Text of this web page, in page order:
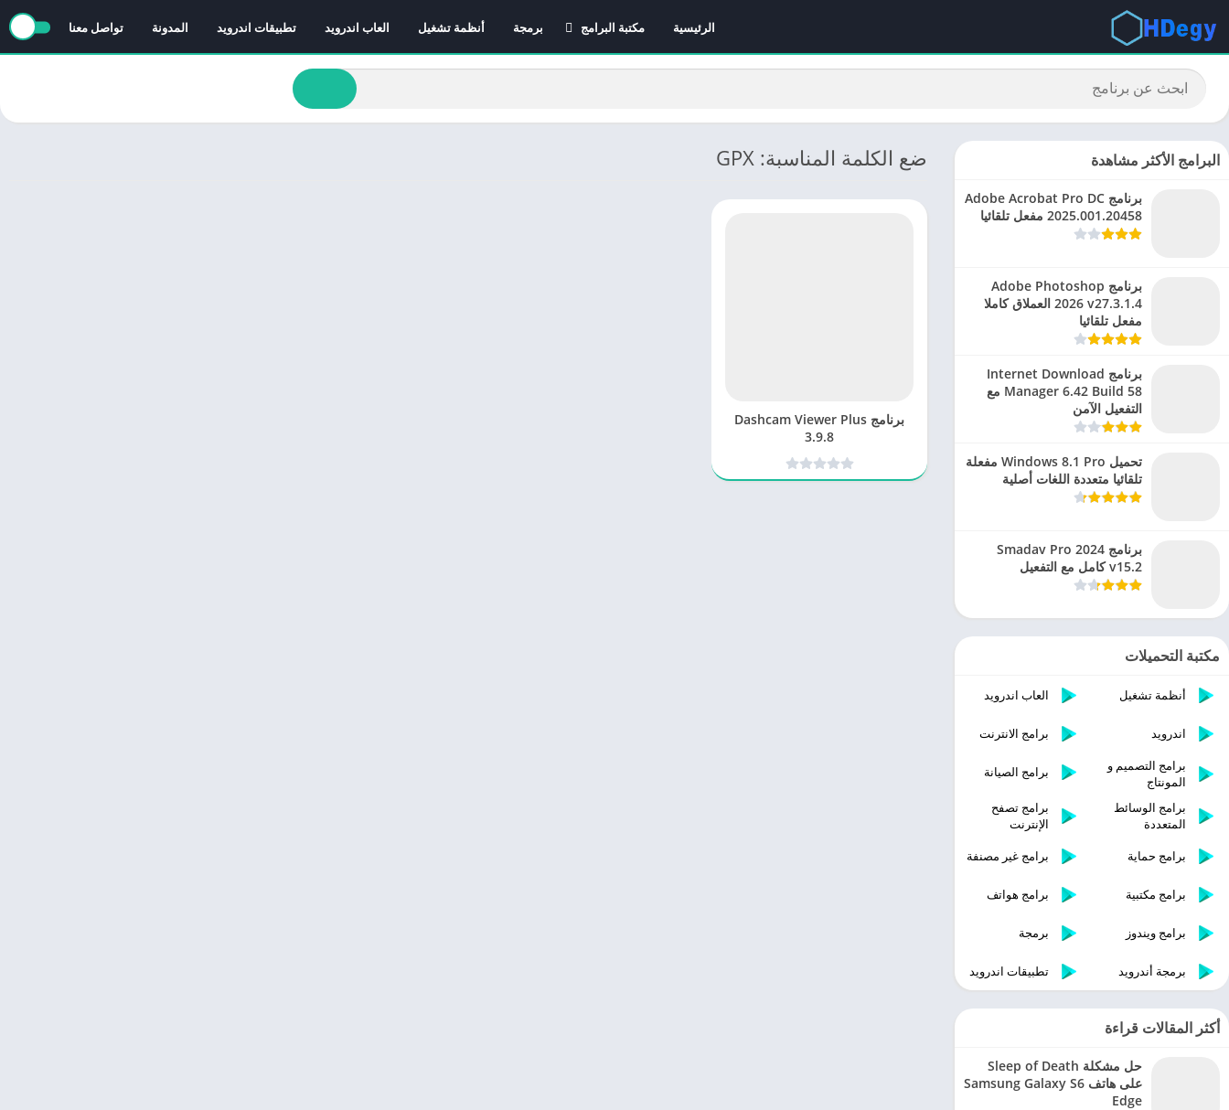
الرئيسية
مكتبة البرامج
برامج الانترنت
برمجة أنظمة تشغيل العاب اندرويد تطبيقات اندرويد المدونة تواصل معنا
ضع الكلمة المناسبة: GPX
برنامج Dashcam Viewer Plus
3.9.8
البرامج الأكثر مشاهدة
برنامج Adobe Acrobat Pro DC
2025.001.20458 مفعل تلقائيا
برنامج Adobe Photoshop
2026 v27.3.1.4 العملاق كاملا
مفعل تلقائيا
برنامج Internet Download
Manager 6.42 Build 58 مع
التفعيل الآمن
تحميل Windows 8.1 Pro مفعلة
تلقائيا متعددة اللغات أصلية
برنامج Smadav Pro 2024
v15.2 كامل مع التفعيل
مكتبة التحميلات
أنظمة تشغيل العاب اندرويد
اندرويد
برامج الانترنت
برامج التصميم و
المونتاج
برامج الصيانة
برامج الوسائط
المتعددة
برامج تصفح
الإنترنت
برامج حماية
برامج غير مصنفة
برامج مكتبية برامج هواتف
برامج ويندوز برمجة
برمجة أندرويد تطبيقات اندرويد
أكثر المقالات قراءة
حل مشكلة Sleep of Death
على هاتف Samsung Galaxy S6
Edge